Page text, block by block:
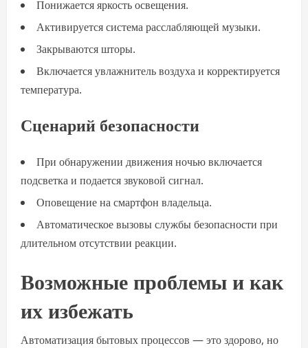
Понижается яркость освещения.
Активируется система расслабляющей музыки.
Закрываются шторы.
Включается увлажнитель воздуха и корректируется
температура.
Сценарий безопасности
При обнаружении движения ночью включается
подсветка и подается звуковой сигнал.
Оповещение на смартфон владельца.
Автоматическое вызовы службы безопасности при
длительном отсутствии реакции.
Возможные проблемы и как
их избежать
Автоматизация бытовых процессов — это здорово, но